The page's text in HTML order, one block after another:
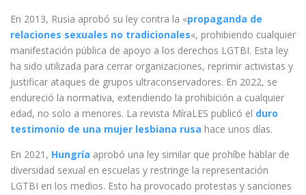
En 2013, Rusia aprobó su ley contra la «propaganda de
relaciones sexuales no tradicionales«, prohibiendo cualquier
manifestación pública de apoyo a los derechos LGTBI. Esta ley
ha sido utilizada para cerrar organizaciones, reprimir activistas y
justificar ataques de grupos ultraconservadores. En 2022, se
endureció la normativa, extendiendo la prohibición a cualquier
edad, no solo a menores. La revista MíraLES publicó el duro
testimonio de una mujer lesbiana rusa hace unos días.
En 2021, Hungría aprobó una ley similar que prohíbe hablar de
diversidad sexual en escuelas y restringe la representación
LGTBI en los medios. Esto ha provocado protestas y sanciones